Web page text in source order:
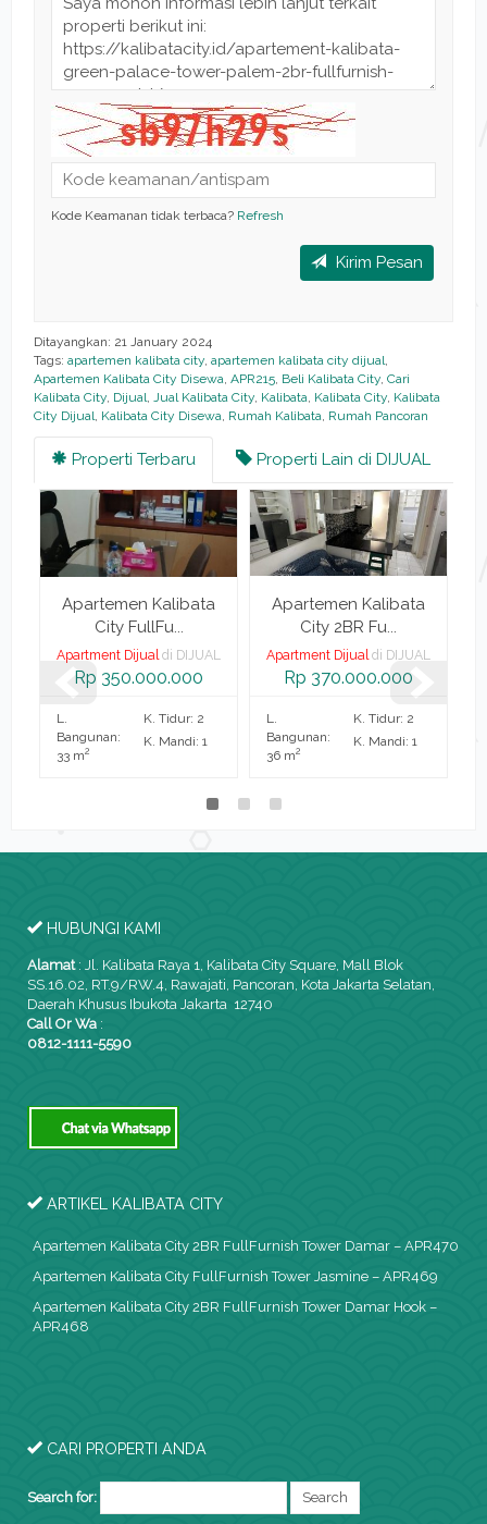
Kode Keamanan tidak terbaca? Refresh
Kirim Pesan
Ditayangkan: 21 January 2024
Tags: apartemen kalibata city, apartemen kalibata city dijual,
Apartemen Kalibata City Disewa, APR215, Beli Kalibata City, Cari
Kalibata City, Dijual, Jual Kalibata City, Kalibata, Kalibata City, Kalibata
City Dijual, Kalibata City Disewa, Rumah Kalibata, Rumah Pancoran
Properti Terbaru Properti Lain di DIJUAL
Apartemen Kalibata
City FullFu...
Apartment Dijual di DIJUAL
Rp 350.000.000
L.
Bangunan:
33 m2
K. Tidur: 2
K. Mandi: 1
Apartemen Kalibata
City 2BR Fu...
Apartment Dijual di DIJUAL
Rp 370.000.000
L.
Bangunan:
36 m2
K. Tidur: 2
K. Mandi: 1
HUBUNGI KAMI
Alamat: Jl. Kalibata Raya 1, Kalibata City Square, Mall Blok
SS.16.02, RT.9/RW.4, Rawajati, Pancoran, Kota Jakarta Selatan,
Daerah Khusus Ibukota Jakarta 12740
Call Or Wa :
0812-1111-5590
ARTIKEL KALIBATA CITY
Apartemen Kalibata City 2BR FullFurnish Tower Damar – APR470
Apartemen Kalibata City FullFurnish Tower Jasmine – APR469
Apartemen Kalibata City 2BR FullFurnish Tower Damar Hook –
APR468
CARI PROPERTI ANDA
Search for: